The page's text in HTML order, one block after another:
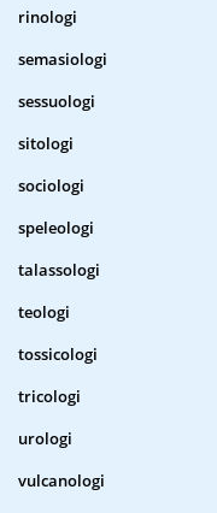
rinologi
semasiologi
sessuologi
sitologi
sociologi
speleologi
talassologi
teologi
tossicologi
tricologi
urologi
vulcanologi